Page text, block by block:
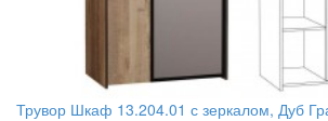
Трувор Шкаф 13.204.01 с зеркалом, Дуб